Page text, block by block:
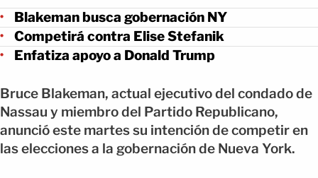
Blakeman busca gobernación NY
Competirá contra Elise Stefanik
Enfatiza apoyo a Donald Trump
Bruce Blakeman, actual ejecutivo del condado de
Nassau y miembro del Partido Republicano,
anunció este martes su intención de competir en
las elecciones a la gobernación de Nueva York.